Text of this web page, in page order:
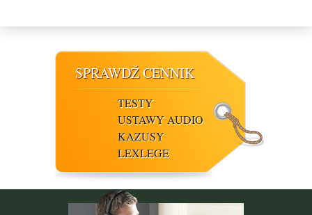
SPRAWDŹ CENNIK
TESTY
USTAWY AUDIO
KAZUSY
LEXLEGE